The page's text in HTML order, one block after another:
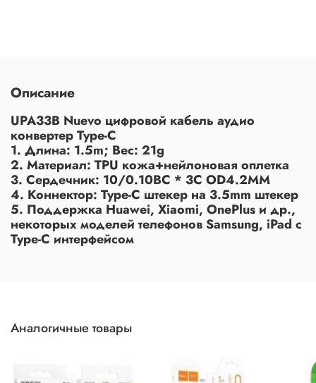
Описание
UPA33B Nuevo цифровой кабель аудио
конвертер Type-C
1. Длина: 1.5m; Вес: 21g
2. Материал: TPU кожа+нейлоновая оплетка
3. Сердечник: 10/0.10BC * 3C OD4.2MM
4. Коннектор: Type-C штекер на 3.5mm штекер
5. Поддержка Huawei, Xiaomi, OnePlus и др.,
некоторых моделей телефонов Samsung, iPad с
Type-C интерфейсом
Аналогичные товары